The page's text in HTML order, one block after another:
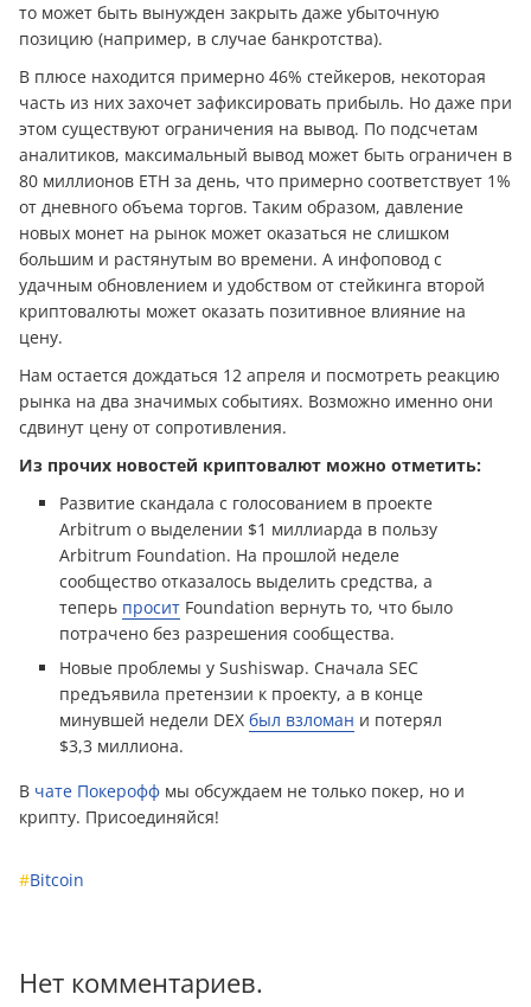
то может быть вынужден закрыть даже убыточную
позицию (например, в случае банкротства).
В плюсе находится примерно 46% стейкеров, некоторая
часть из них захочет зафиксировать прибыль. Но даже при
этом существуют ограничения на вывод. По подсчетам
аналитиков, максимальный вывод может быть ограничен в
80 миллионов ETH за день, что примерно соответствует 1%
от дневного объема торгов. Таким образом, давление
новых монет на рынок может оказаться не слишком
большим и растянутым во времени. А инфоповод с
удачным обновлением и удобством от стейкинга второй
криптовалюты может оказать позитивное влияние на
цену.
Нам остается дождаться 12 апреля и посмотреть реакцию
рынка на два значимых событиях. Возможно именно они
сдвинут цену от сопротивления.
Из прочих новостей криптовалют можно отметить:
Развитие скандала с голосованием в проекте
Arbitrum о выделении $1 миллиарда в пользу
Arbitrum Foundation. На прошлой неделе
сообщество отказалось выделить средства, а
теперь просит Foundation вернуть то, что было
потрачено без разрешения сообщества.
Новые проблемы у Sushiswap. Сначала SEC
предъявила претензии к проекту, а в конце
минувшей недели DEX был взломан и потерял
$3,3 миллиона.
В чате Покерофф мы обсуждаем не только покер, но и
крипту. Присоединяйся!
#Bitcoin
Нет комментариев.